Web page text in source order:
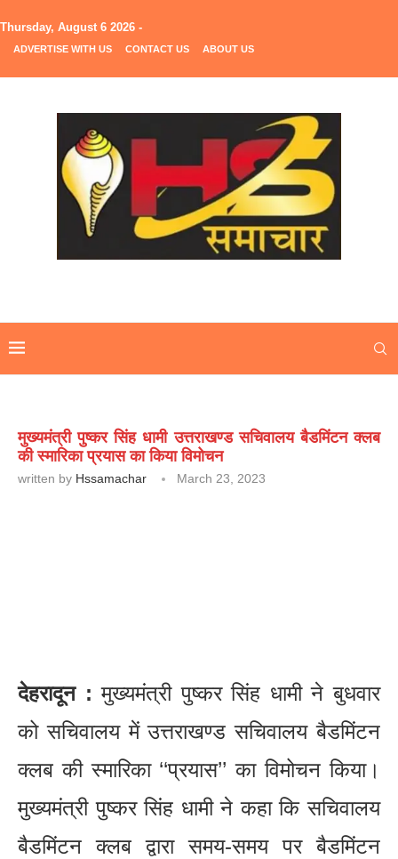
Thursday, August 6 2026 -
ADVERTISE WITH US CONTACT US ABOUT US
मुख्यमंत्री पुष्कर सिंह धामी उत्तराखण्ड सचिवालय बैडमिंटन क्लब
की स्मारिका प्रयास का किया विमोचन
written by Hssamachar March 23, 2023
देहरादून : मुख्यमंत्री पुष्कर सिंह धामी ने बुधवार
को सचिवालय में उत्तराखण्ड सचिवालय बैडमिंटन
क्लब की स्मारिका ‘‘प्रयास’’ का विमोचन किया।
मुख्यमंत्री पुष्कर सिंह धामी ने कहा कि सचिवालय
बैडमिंटन क्लब द्वारा समय-समय पर बैडमिंटन